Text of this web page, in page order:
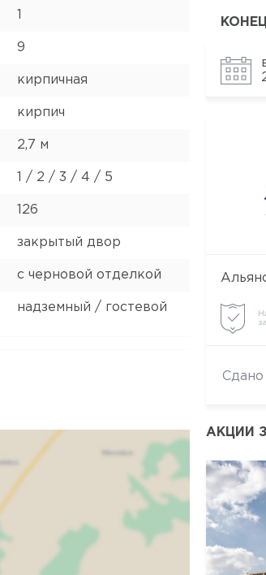
9
кирпичная
кирпич
2,7 м
1 / 2 / 3 / 4 / 5
126
закрытый двор
с черновой отделкой
надземный / гостевой
АКЦИИ